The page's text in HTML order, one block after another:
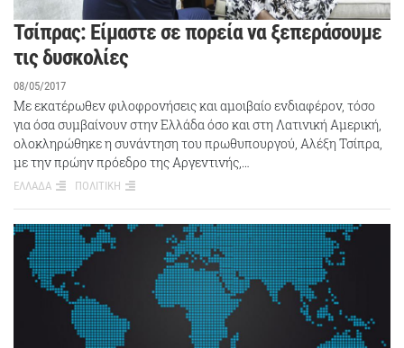
Τσίπρας: Είμαστε σε πορεία να ξεπεράσουμε
τις δυσκολίες
08/05/2017
Με εκατέρωθεν φιλοφρονήσεις και αμοιβαίο ενδιαφέρον, τόσο
για όσα συμβαίνουν στην Ελλάδα όσο και στη Λατινική Αμερική,
ολοκληρώθηκε η συνάντηση του πρωθυπουργού, Αλέξη Τσίπρα,
με την πρώην πρόεδρο της Αργεντινής,…
ΕΛΛΑΔΑ ΠΟΛΙΤΙΚΗ